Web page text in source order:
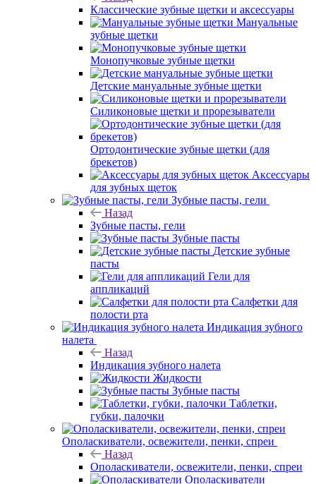
Классические зубные щетки и аксессуары
Мануальные
зубные щетки
Монопучковые зубные щетки
Детские мануальные зубные щетки
Силиконовые щетки и прорезыватели
Ортодонтические зубные щетки (для
брекетов)
Аксессуары
для зубных щеток
Зубные пасты, гели
Назад
Зубные пасты, гели
Зубные пасты
Детские зубные
пасты
Гели для
аппликаций
Салфетки для
полости рта
Индикация зубного
налета
Назад
Индикация зубного налета
Жидкости
Зубные пасты
Таблетки,
губки, палочки
Ополаскиватели, освежители, пенки, спреи
Назад
Ополаскиватели, освежители, пенки, спреи
Ополаскиватели